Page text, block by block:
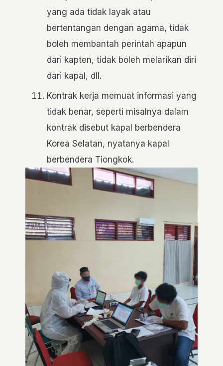
yang ada tidak layak atau
bertentangan dengan agama, tidak
boleh membantah perintah apapun
dari kapten, tidak boleh melarikan diri
dari kapal, dll.
Kontrak kerja memuat informasi yang
tidak benar, seperti misalnya dalam
kontrak disebut kapal berbendera
Korea Selatan, nyatanya kapal
berbendera Tiongkok.